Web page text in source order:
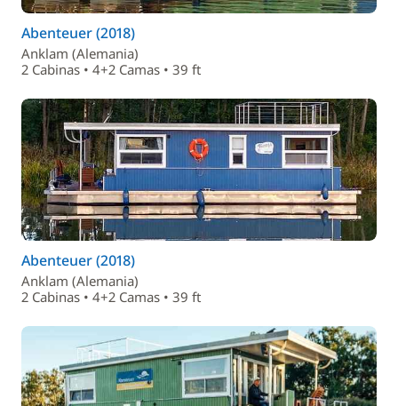
Abenteuer (2018)
Anklam (Alemania)
2 Cabinas • 4+2 Camas • 39 ft
Abenteuer (2018)
Anklam (Alemania)
2 Cabinas • 4+2 Camas • 39 ft